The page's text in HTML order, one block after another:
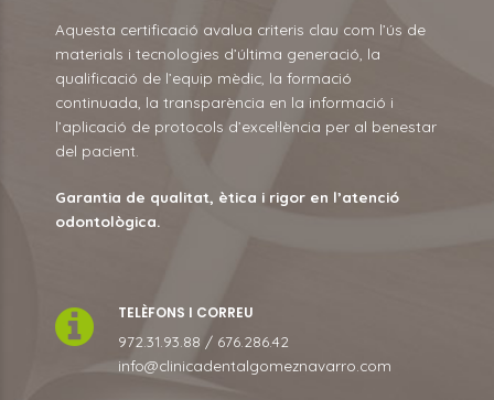
Aquesta certificació avalua criteris clau com l’ús de
materials i tecnologies d’última generació, la
qualificació de l’equip mèdic, la formació
continuada, la transparència en la informació i
l’aplicació de protocols d’excel·lència per al benestar
del pacient.
Garantia de qualitat, ètica i rigor en l’atenció
odontològica.
TELÈFONS I CORREU
972.31.93.88 / 676.286.42
info@clinicadentalgomeznavarro.com